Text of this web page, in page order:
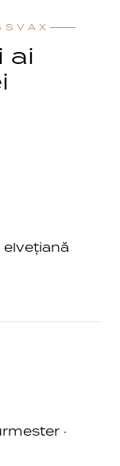
ai
elvețiană
·